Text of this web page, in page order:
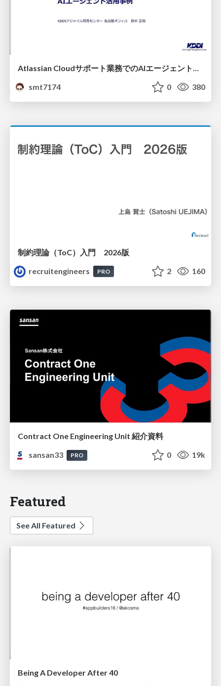
Atlassian Cloudサポート業務でのAIエージェント活用事例
smt7174
0 380
制約理論（ToC）入門 2026版
recruitengineers
PRO 2 160
Contract One Engineering Unit 紹介資料
sansan33
PRO 0 19k
Featured
See All Featured
Being A Developer After 40